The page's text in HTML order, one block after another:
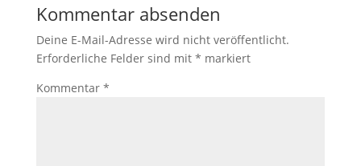
Kommentar absenden
Deine E-Mail-Adresse wird nicht veröffentlicht.
Erforderliche Felder sind mit * markiert
Kommentar *